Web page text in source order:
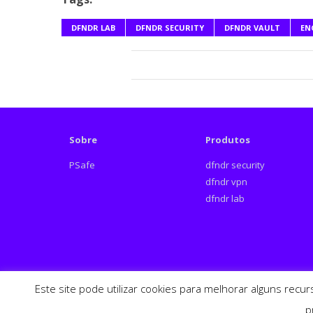
DFNDR LAB DFNDR SECURITY DFNDR VAULT
Sobre
PSafe
Produtos
dfndr security
dfndr vpn
dfndr lab
Este site pode utilizar cookies para melhorar alguns